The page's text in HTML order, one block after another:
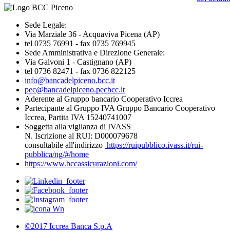
Sede Legale:
Via Marziale 36 - Acquaviva Picena (AP)
tel 0735 76991 - fax 0735 769945
Sede Amministrativa e Direzione Generale:
Via Galvoni 1 - Castignano (AP)
tel 0736 82471 - fax 0736 822125
info@bancadelpiceno.bcc.it
pec@bancadelpiceno.pecbcc.it
Aderente al Gruppo bancario Cooperativo Iccrea
Partecipante al Gruppo IVA Gruppo Bancario Cooperativo
Iccrea, Partita IVA 15240741007
Soggetta alla vigilanza di IVASS
N. Iscrizione al RUI: D000079678
consultabile all'indirizzo https://ruipubblico.ivass.it/rui-
pubblica/ng/#/home
https://www.bccassicurazioni.com/
©2017 Iccrea Banca S.p.A